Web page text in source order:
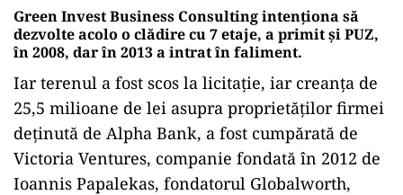
Green Invest Business Consulting intenționa să
dezvolte acolo o clădire cu 7 etaje, a primit și PUZ,
în 2008, dar în 2013 a intrat în faliment.
Iar terenul a fost scos la licitație, iar creanța de
25,5 milioane de lei asupra proprietăților firmei
deținută de Alpha Bank, a fost cumpărată de
Victoria Ventures, companie fondată în 2012 de
Ioannis Papalekas, fondatorul Globalworth,